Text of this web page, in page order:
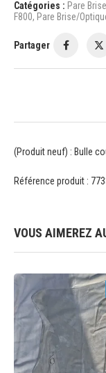
Catégories : Pare
F800, Pare Brise/
Partager
(Produit neuf) : Bulle
Référence produit :
VOUS AIMEREZ